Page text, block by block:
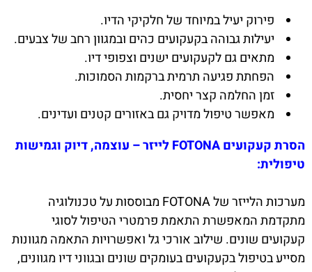
פירוק יעיל במיוחד של חלקיקי הדיו.
יעילות גבוהה בקעקועים כהים ובמגוון רחב של צבעים.
מתאים גם לקעקועים ישנים וצפופי דיו.
הפחתת פגיעה תרמית ברקמות הסמוכות.
זמן החלמה קצר יחסית.
מאפשר טיפול מדויק גם באזורים קטנים ועדינים.
הסרת קעקועים FOTONA לייזר – עוצמה, דיוק וגמישות
טיפולית:
מערכות הלייזר של FOTONA מבוססות על טכנולוגיה
מתקדמת המאפשרת התאמת פרמטרי הטיפול לסוגי
קעקועים שונים. שילוב אורכי גל ואפשרויות התאמה מגוונות
מסייע בטיפול בקעקועים בעומקים שונים ובגווני דיו מגוונים,